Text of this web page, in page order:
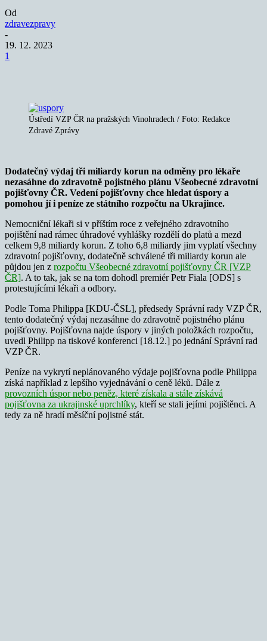
Od
zdravezpravy
-
19. 12. 2023
1
Ústředí VZP ČR na pražských Vinohradech / Foto: Redakce
Zdravé Zprávy
Dodatečný výdaj tři miliardy korun na odměny pro lékaře
nezasáhne do zdravotně pojistného plánu Všeobecné zdravotní
pojišťovny ČR. Vedení pojišťovny chce hledat úspory a
pomohou jí i peníze ze státního rozpočtu na Ukrajince.
Nemocniční lékaři si v příštím roce z veřejného zdravotního
pojištění nad rámec úhradové vyhlášky rozdělí do platů a mezd
celkem 9,8 miliardy korun. Z toho 6,8 miliardy jim vyplatí všechny
zdravotní pojišťovny, dodatečně schválené tři miliardy korun ale
půjdou jen z rozpočtu Všeobecné zdravotní pojišťovny ČR [VZP
ČR]. A to tak, jak se na tom dohodl premiér Petr Fiala [ODS] s
protestujícími lékaři a odbory.
Podle Toma Philippa [KDU-ČSL], předsedy Správní rady VZP ČR,
tento dodatečný výdaj nezasáhne do zdravotně pojistného plánu
pojišťovny. Pojišťovna najde úspory v jiných položkách rozpočtu,
uvedl Philipp na tiskové konferenci [18.12.] po jednání Správní rad
VZP ČR.
Peníze na vykrytí neplánovaného výdaje pojišťovna podle Philippa
získá například z lepšího vyjednávání o ceně léků. Dále z
provozních úspor nebo peněz, které získala a stále získává
pojišťovna za ukrajinské uprchlíky, kteří se stali jejími pojištěnci. A
tedy za ně hradí měsíční pojistné stát.